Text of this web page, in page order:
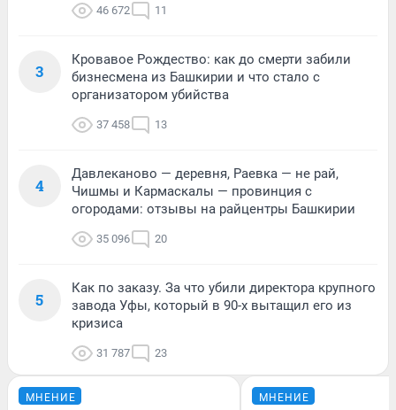
46 672 11
3
Кровавое Рождество: как до смерти забили
бизнесмена из Башкирии и что стало с
организатором убийства
37 458 13
4
Давлеканово — деревня, Раевка — не рай,
Чишмы и Кармаскалы — провинция с
огородами: отзывы на райцентры Башкирии
35 096 20
5
Как по заказу. За что убили директора крупного
завода Уфы, который в 90-х вытащил его из
кризиса
31 787 23
МНЕНИЕ МНЕНИЕ